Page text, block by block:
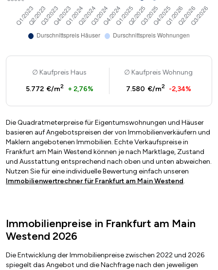
Kaufpreis Haus
5.772 €/m2 + 2,76%
Kaufpreis Wohnung
7.580 €/m2 -2,34%
Die Quadratmeterpreise für Eigentumswohnungen und Häuser
basieren auf Angebotspreisen der von Immobilienverkäufern und
Maklern angebotenen Immobilien. Echte Verkaufspreise in
Frankfurt am Main Westend können je nach Marktlage, Zustand
und Ausstattung entsprechend nach oben und unten abweichen.
Nutzen Sie für eine individuelle Bewertung einfach unseren
Immobilienwertrechner für Frankfurt am Main Westend.
Immobilienpreise in Frankfurt am Main
Westend 2026
Die Entwicklung der Immobilienpreise zwischen 2022 und 2026
spiegelt das Angebot und die Nachfrage nach den jeweiligen